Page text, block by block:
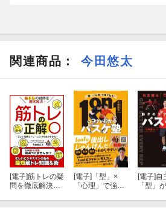
４ 体幹トレーニングは万能ではない
５ 体幹トレーニングはダイエットにな
６ 間違いと考えられている体幹（コア
■２章 体幹トレーニングの実践方法
関連商品 ： 今田悠太
[電子]筋トレの疑
問を徹底解決！
[電子] 「型」×
「心理」で強く
[電子]自
「型」